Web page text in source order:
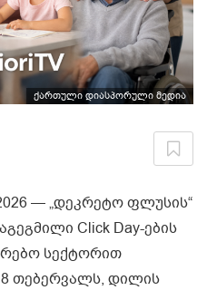
ქართული დიასპორული მედია
— „დეკრეტო ფლუსის“
Click Day-ების
სექტორით
თებერვალს, დილის